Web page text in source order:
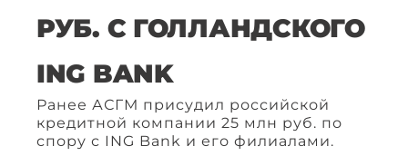
РУБ. С ГОЛЛАНДСКОГО
ING BANK
Ранее АСГМ присудил российской
кредитной компании 25 млн руб. по
спору с ING Bank и его филиалами.